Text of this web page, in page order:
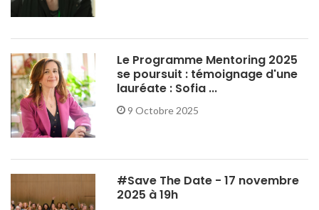
Le Programme Mentoring 2025
se poursuit : témoignage d'une
lauréate : Sofia ...
9 Octobre 2025
#Save The Date - 17 novembre
2025 à 19h